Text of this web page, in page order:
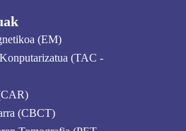
(EM)
(TAC -
(CBCT)